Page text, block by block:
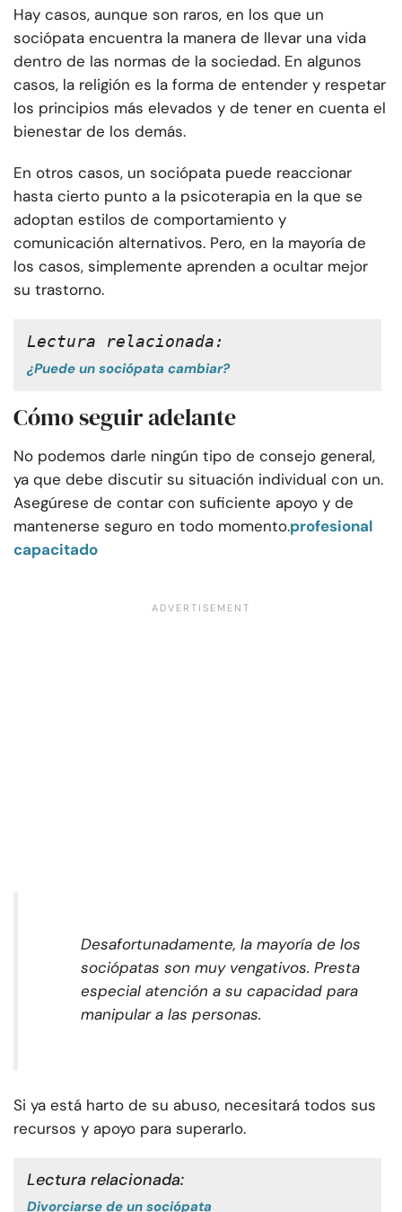
Hay casos, aunque son raros, en los que un
sociópata encuentra la manera de llevar una vida
dentro de las normas de la sociedad. En algunos
casos, la religión es la forma de entender y respetar
los principios más elevados y de tener en cuenta el
bienestar de los demás.
En otros casos, un sociópata puede reaccionar
hasta cierto punto a la psicoterapia en la que se
adoptan estilos de comportamiento y
comunicación alternativos. Pero, en la mayoría de
los casos, simplemente aprenden a ocultar mejor
su trastorno.
Lectura relacionada:
¿Puede un sociópata cambiar?
Cómo seguir adelante
No podemos darle ningún tipo de consejo general,
ya que debe discutir su situación individual con un.
Asegúrese de contar con suficiente apoyo y de
mantenerse seguro en todo momento.profesional
capacitado
Desafortunadamente, la mayoría de los
sociópatas son muy vengativos. Presta
especial atención a su capacidad para
manipular a las personas.
Si ya está harto de su abuso, necesitará todos sus
recursos y apoyo para superarlo.
Lectura relacionada:
Divorciarse de un sociópata